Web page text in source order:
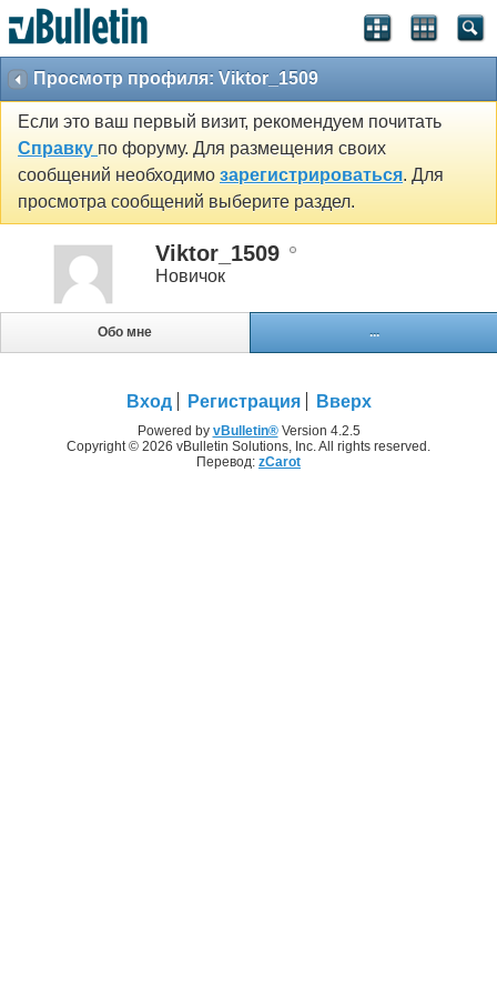
Просмотр профиля: Viktor_1509
Если это ваш первый визит, рекомендуем почитать
Справку по форуму. Для размещения своих
сообщений необходимо зарегистрироваться. Для
просмотра сообщений выберите раздел.
Viktor_1509
Новичок
Обо мне ...
Вход Регистрация Вверх
Powered by vBulletin®Version 4.2.5
Copyright © 2026 vBulletin Solutions, Inc. All rights reserved.
Перевод: zCarot